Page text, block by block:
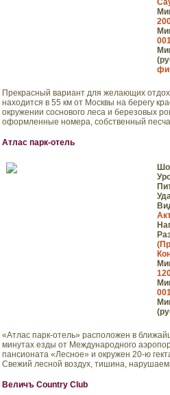
Прекрасный вариант для желающих
находится в 55 км от Москвы на берегу
окружении соснового леса и березовых
оформленные номера, собственный
Атлас парк-отель
«Атлас парк-отель» расположен в
минутах езды от Международного
пансионата «Лесное» и окружен 20-ю
Свежий лесной воздух, тишина,
Величъ Country Club